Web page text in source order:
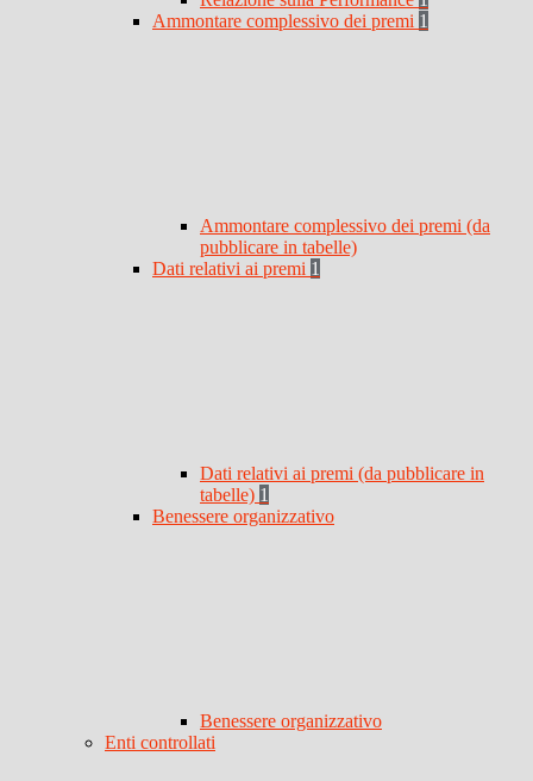
Ammontare complessivo dei premi 1
Ammontare complessivo dei premi (da
pubblicare in tabelle)
Dati relativi ai premi 1
Dati relativi ai premi (da pubblicare in
tabelle) 1
Benessere organizzativo
Benessere organizzativo
Enti controllati